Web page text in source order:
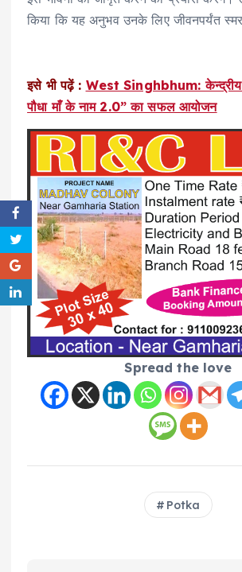
किया कि यह अनुभव उनके लिए जीवनपर्यंत
इसे भी पढ़ें : West Singhbhum: केन्द्रीय
पौधा माँ के नाम 2.0” का सफल आयोजन
Spread the love
Potka